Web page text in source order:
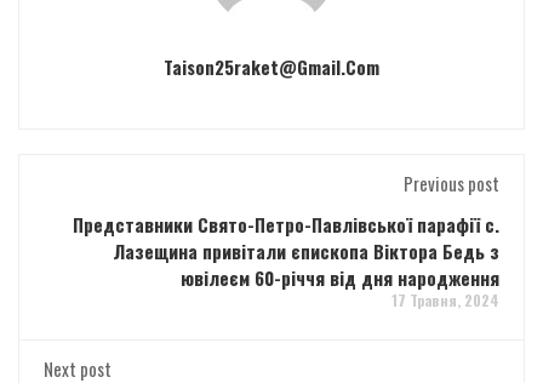
Taison25raket@gmail.com
Previous post
Представники Свято-Петро-Павлівської парафії с.
Лазещина привітали єпископа Віктора Бедь з
ювілеєм 60-річчя від дня народження
17 Травня, 2024
Next post